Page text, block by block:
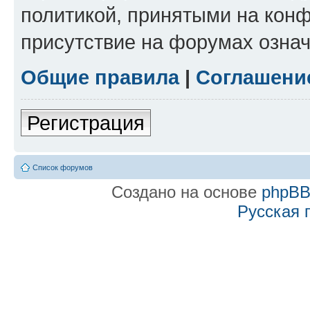
политикой, принятыми на
присутствие на форумах
Общие правила|
Регистрация
Список форумов
Создано на основе phpBB
Русская